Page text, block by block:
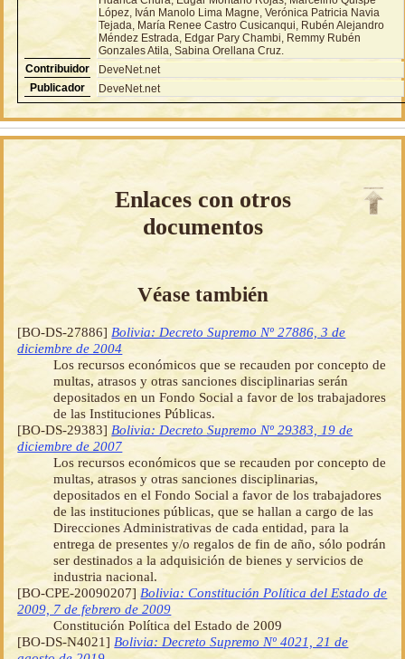
López, Iván Manolo Lima Magne, Verónica Patricia Navia
Tejada, María Renee Castro Cusicanqui, Rubén Alejandro
Méndez Estrada, Edgar Pary Chambi, Remmy Rubén
Gonzales Atila, Sabina Orellana Cruz.
Contribuidor
DeveNet.net
Publicador
DeveNet.net
Enlaces con otros
documentos
Véase también
[BO-DS-27886]Bolivia: Decreto Supremo Nº 27886, 3 de
diciembre de 2004
Los recursos económicos que se recauden por concepto de
multas, atrasos y otras sanciones disciplinarias serán
depositados en un Fondo Social a favor de los trabajadores
de las Instituciones Públicas.
[BO-DS-29383]Bolivia: Decreto Supremo Nº 29383, 19 de
diciembre de 2007
Los recursos económicos que se recauden por concepto de
multas, atrasos y otras sanciones disciplinarias,
depositados en el Fondo Social a favor de los trabajadores
de las instituciones públicas, que se hallan a cargo de las
Direcciones Administrativas de cada entidad, para la
entrega de presentes y/o regalos de fin de año, sólo podrán
ser destinados a la adquisición de bienes y servicios de
industria nacional.
[BO-CPE-20090207]Bolivia: Constitución Política del Estado de
2009, 7 de febrero de 2009
Constitución Política del Estado de 2009
[BO-DS-N4021]Bolivia: Decreto Supremo Nº 4021, 21 de